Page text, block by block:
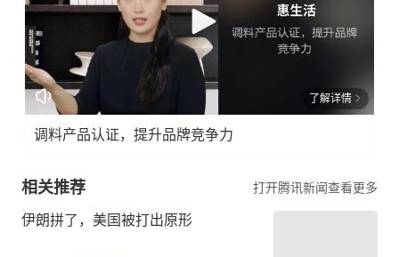
了解详情
调料产品认证，提升品牌竞争力
相关推荐 打开腾讯新闻查看更多
伊朗拼了，美国被打出原形